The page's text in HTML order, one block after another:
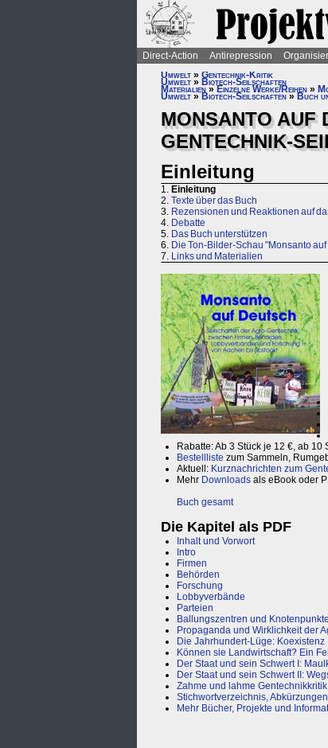
Direct-Action Antirepression
Umwelt » Gentechnik-Kritik
Umwelt » Biotech-Seilschaften
Materialien » Einzelne Werke/Reihen »
Umwelt » Biotech-Seilschaften » Buch
MONSANTO AUF
GENTECHNIK-
Einleitung
1. Einleitung
2. Texte über das Buch
3. Rezensionen und Reaktionen auf
4. Debatte
5. Das Buch unterstützen
6. Die Ton-Bilder-Schau "Monsanto
7. Links und Materialien
Rabatte: Ab 3 Stück je 12 €, ab
Bestellliste zum Sammeln,
Aktuell: Kurznachrichten zum
Mehr Downloads als eBook oder
Buch gesamt
Die Kapitel als PDF
Inhalt und Vorwort
Intro
Firmen
Behörden
Forschung
Lobbyverbände
Parteien
Ballungszentren und Knotenpunkte
Propaganda und Wirklichkeit der
Die Jahrhundert-Lüge: Koexistenz
Können sie Landwirtschaft? Ein
Der Staat und sein Schwert I:
Der Staat und sein Schwert II:
Zahme und lahme Gentechnikkritik
Stichwortverzeichnis, Abkürzungen
Mehr Bücher, Projekte und